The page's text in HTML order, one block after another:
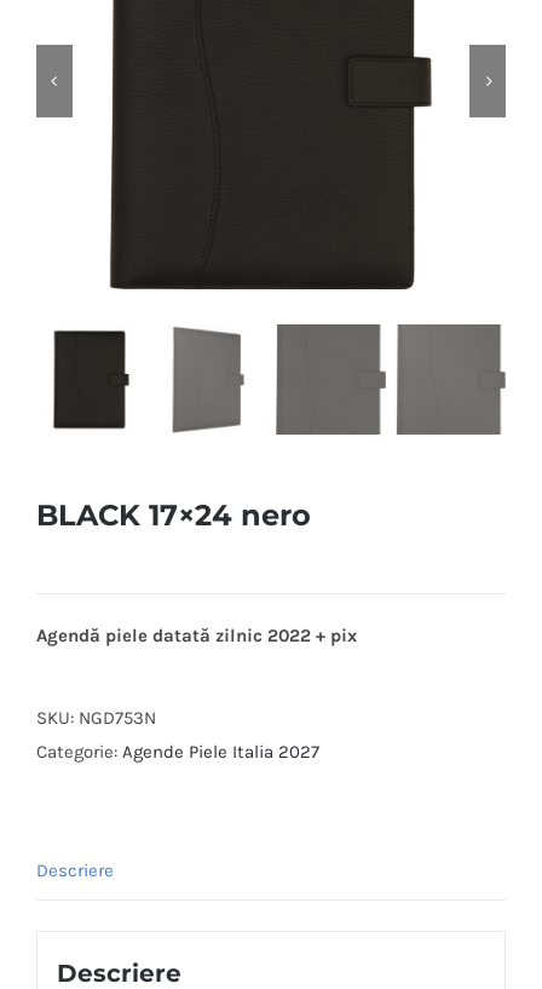
BLACK 17×24 nero
Agendă piele datată zilnic 2022 + pix
SKU: NGD753N
Categorie: Agende Piele Italia 2027
Descriere
Descriere